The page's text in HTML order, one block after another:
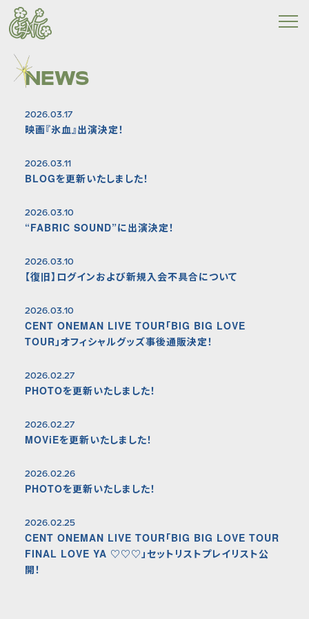
NEWS
2026.03.17
映画『氷血』出演決定！
2026.03.11
BLOGを更新いたしました！
2026.03.10
“FABRIC SOUND”に出演決定！
2026.03.10
【復旧】ログインおよび新規入会不具合について
2026.03.10
CENT ONEMAN LIVE TOUR「BIG BIG LOVE
TOUR」オフィシャルグッズ事後通販決定！
2026.02.27
PHOTOを更新いたしました！
2026.02.27
MOViEを更新いたしました！
2026.02.26
PHOTOを更新いたしました！
2026.02.25
CENT ONEMAN LIVE TOUR「BIG BIG LOVE TOUR
FINAL LOVE YA ♡♡♡」セットリストプレイリスト公
開！